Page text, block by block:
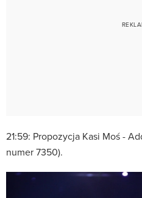
21:59: Propozycja Kasi Moś -
numer 7350).